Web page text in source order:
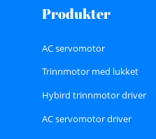
Produkter
AC servomotor
Trinnmotor med lukket
sløyfe
Hybird trinnmotor driver
AC servomotor driver